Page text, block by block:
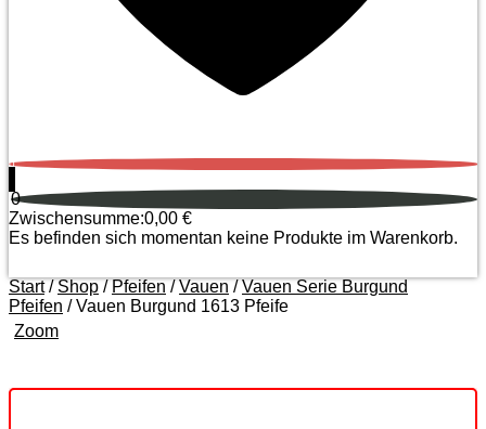
0
0
Zwischensumme:0,00 €
Es befinden sich momentan keine Produkte im Warenkorb.
Start/ Shop / Pfeifen /Vauen /Vauen Serie Burgund
Pfeifen / Vauen Burgund 1613 Pfeife
Zoom